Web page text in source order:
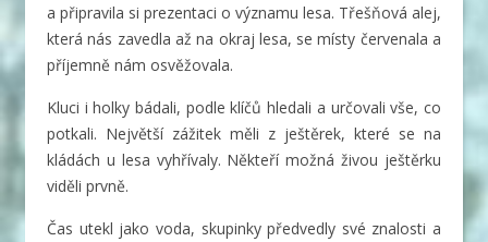
a připravila si prezentaci o významu lesa. Třešňová alej,
která nás zavedla až na okraj lesa, se místy červenala a
příjemně nám osvěžovala.
Kluci i holky bádali, podle klíčů hledali a určovali vše, co
potkali. Největší zážitek měli z ještěrek, které se na
kládách u lesa vyhřívaly. Někteří možná živou ještěrku
viděli prvně.
Čas utekl jako voda, skupinky předvedly své znalosti a